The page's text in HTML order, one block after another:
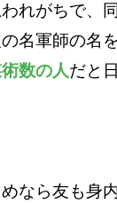
れがちで、
名軍師の名
数の人だと
なら友も身